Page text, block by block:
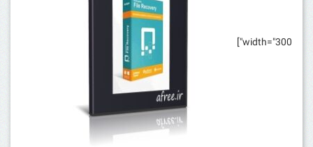
width="300"]